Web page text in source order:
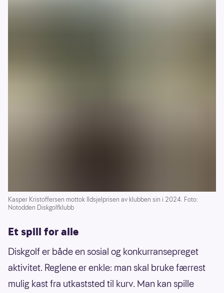
Kasper Kristoffersen mottok Ildsjelprisen av klubben sin i 2024. Foto:
Notodden Diskgolfklubb
Et spill for alle
Diskgolf er både en sosial og konkurransepreget
aktivitet. Reglene er enkle: man skal bruke færrest
mulig kast fra utkaststed til kurv. Man kan spille